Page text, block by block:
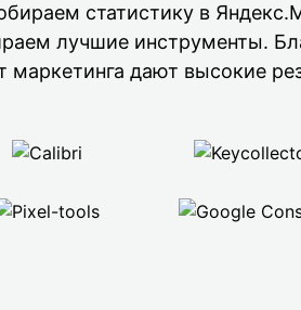
статистику в
лучшие инструменты.
маркетинга дают высокие